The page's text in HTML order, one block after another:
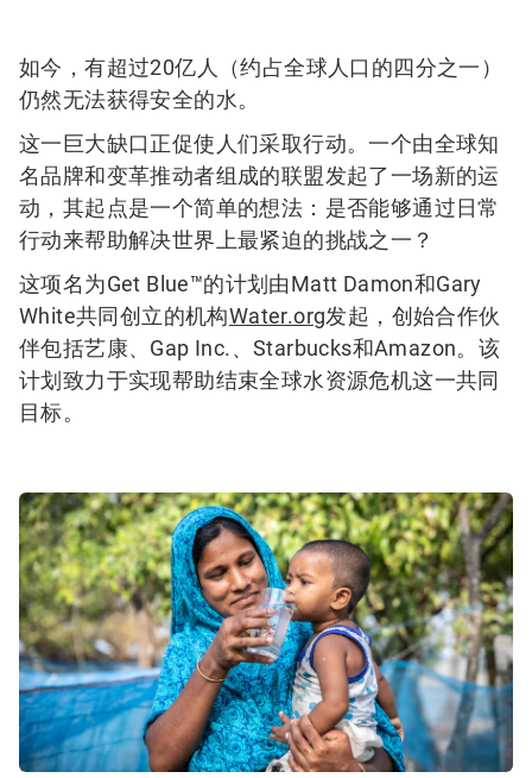
如今，有超过20亿人（约占全球人口的四分之一）
仍然无法获得安全的水。
这一巨大缺口正促使人们采取行动。一个由全球知
名品牌和变革推动者组成的联盟发起了一场新的运
动，其起点是一个简单的想法：是否能够通过日常
行动来帮助解决世界上最紧迫的挑战之一？
这项名为Get Blue™的计划由Matt Damon和Gary
White共同创立的机构Water.org发起，创始合作伙
伴包括艺康、Gap Inc.、Starbucks和Amazon。该
计划致力于实现帮助结束全球水资源危机这一共同
目标。